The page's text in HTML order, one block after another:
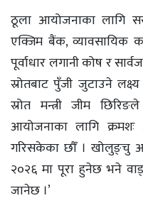
ठूला आयोजनाका लागि
एक्जिम बैंक, व्यावसायिक
पूर्वाधार लगानी कोष र
स्रोतबाट पुँजी जुटाउने
स्रोत मन्त्री जीम
आयोजनाका लागि
गरिसकेका छौँ । खोलुङ्चु
२०२६ मा पूरा हुनेछ भने
जानेछ ।’